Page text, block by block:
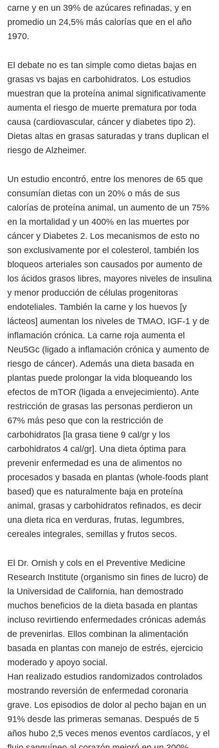
carne y en un 39% de azúcares refinadas, y en
promedio un 24,5% más calorías que en el año
1970.
El debate no es tan simple como dietas bajas en
grasas vs bajas en carbohidratos. Los estudios
muestran que la proteína animal significativamente
aumenta el riesgo de muerte prematura por toda
causa (cardiovascular, cáncer y diabetes tipo 2).
Dietas altas en grasas saturadas y trans duplican el
riesgo de Alzheimer.
Un estudio encontró, entre los menores de 65 que
consumían dietas con un 20% o más de sus
calorías de proteína animal, un aumento de un 75%
en la mortalidad y un 400% en las muertes por
cáncer y Diabetes 2. Los mecanismos de esto no
son exclusivamente por el colesterol, también los
bloqueos arteriales son causados por aumento de
los ácidos grasos libres, mayores niveles de insulina
y menor producción de células progenitoras
endoteliales. También la carne y los huevos [y
lácteos] aumentan los niveles de TMAO, IGF-1 y de
inflamación crónica. La carne roja aumenta el
Neu5Gc (ligado a inflamación crónica y aumento de
riesgo de cáncer). Además una dieta basada en
plantas puede prolongar la vida bloqueando los
efectos de mTOR (ligada a envejecimiento). Ante
restricción de grasas las personas perdieron un
67% más peso que con la restricción de
carbohidratos [la grasa tiene 9 cal/gr y los
carbohidratos 4 cal/gr]. Una dieta óptima para
prevenir enfermedad es una de alimentos no
procesados y basada en plantas (whole-foods plant
based) que es naturalmente baja en proteína
animal, grasas y carbohidratos refinados, es decir
una dieta rica en verduras, frutas, legumbres,
cereales integrales, semillas y frutos secos.
El Dr. Ornish y cols en el Preventive Medicine
Research Institute (organismo sin fines de lucro) de
la Universidad de California, han demostrado
muchos beneficios de la dieta basada en plantas
incluso revirtiendo enfermedades crónicas además
de prevenirlas. Ellos combinan la alimentación
basada en plantas con manejo de estrés, ejercicio
moderado y apoyo social.
Han realizado estudios randomizados controlados
mostrando reversión de enfermedad coronaria
grave. Los episodios de dolor al pecho bajan en un
91% desde las primeras semanas. Después de 5
años hubo 2,5 veces menos eventos cardíacos, y el